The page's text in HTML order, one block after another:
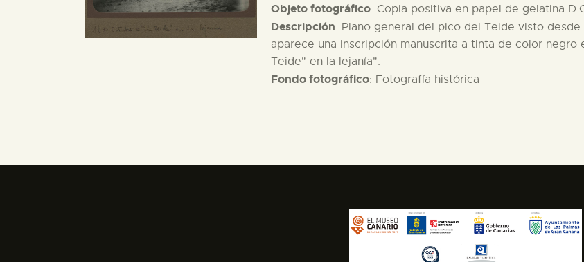
Objeto fotográfico: Copia positiva en papel de gelatina
Descripción: Plano general del pico del Teide visto
aparece una inscripción manuscrita a tinta de color negro
Teide" en la lejanía".
Fondo fotográfico: Fotografía histórica